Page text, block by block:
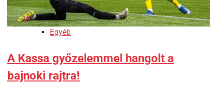
Egyéb
A Kassa győzelemmel hangolt a
bajnoki rajtra!